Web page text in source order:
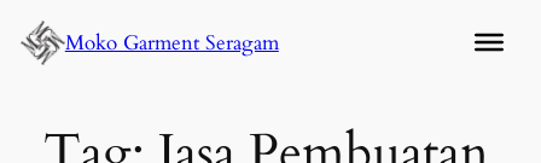
Lewati
ke
Moko Garment Seragam